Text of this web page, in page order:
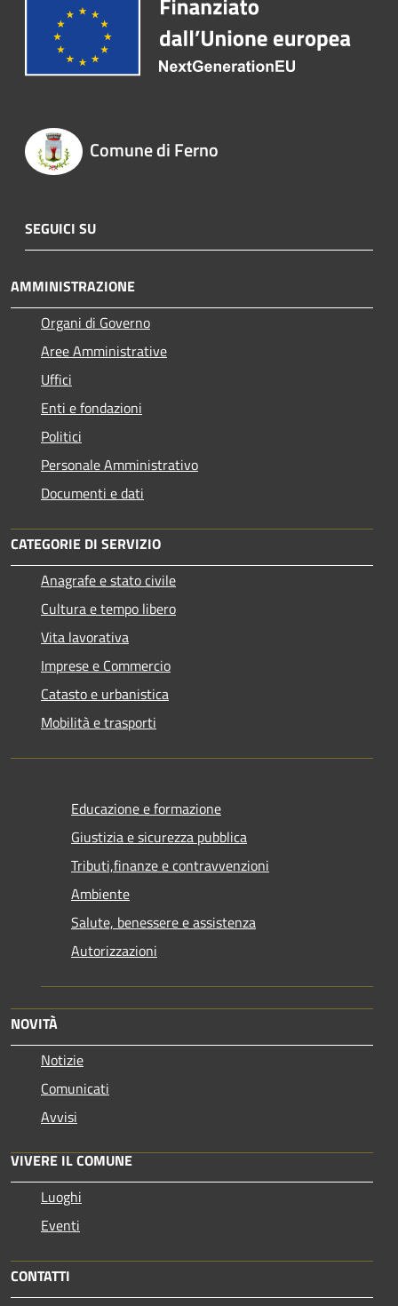
Comune di Ferno
SEGUICI SU
AMMINISTRAZIONE
Organi di Governo
Aree Amministrative
Uffici
Enti e fondazioni
Politici
Personale Amministrativo
Documenti e dati
CATEGORIE DI SERVIZIO
Anagrafe e stato civile
Cultura e tempo libero
Vita lavorativa
Imprese e Commercio
Catasto e urbanistica
Mobilità e trasporti
Educazione e formazione
Giustizia e sicurezza pubblica
Tributi,finanze e contravvenzioni
Ambiente
Salute, benessere e assistenza
Autorizzazioni
NOVITÀ
Notizie
Comunicati
Avvisi
VIVERE IL COMUNE
Luoghi
Eventi
CONTATTI